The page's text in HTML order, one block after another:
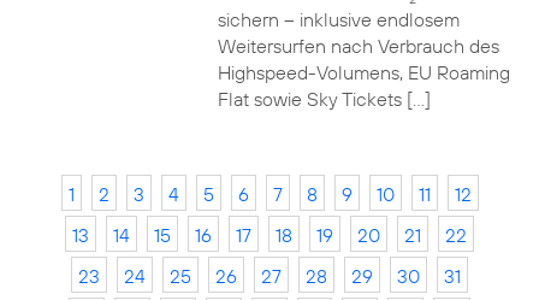
sichern – inklusive endlosem
Weitersurfen nach Verbrauch des
Highspeed-Volumens, EU Roaming
Flat sowie Sky Tickets […]
1 2 3 4 5 6 7 8 9 10 11
12
13
14 15 16 17 18 19 20 21
22
23
24 25 26 27 28 29 30
31